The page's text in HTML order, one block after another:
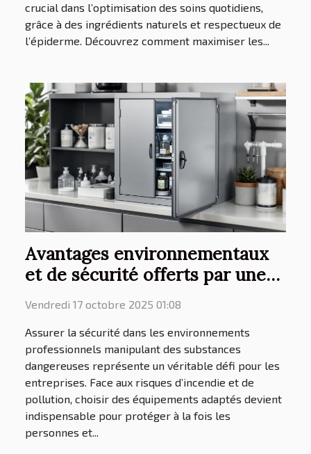
crucial dans l’optimisation des soins quotidiens,
grâce à des ingrédients naturels et respectueux de
l’épiderme. Découvrez comment maximiser les...
Avantages environnementaux
et de sécurité offerts par une
armoire inflammable
Vendredi 17 octobre 2025 01:08
Assurer la sécurité dans les environnements
professionnels manipulant des substances
dangereuses représente un véritable défi pour les
entreprises. Face aux risques d’incendie et de
pollution, choisir des équipements adaptés devient
indispensable pour protéger à la fois les
personnes et...